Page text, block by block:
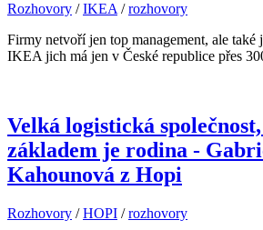
Rozhovory /IKEA/rozhovory
Firmy netvoří jen top management, ale také
IKEA jich má jen v České republice přes
Velká logistická
základem je rodina -
Kahounová z Hopi
Rozhovory /HOPI /rozhovory